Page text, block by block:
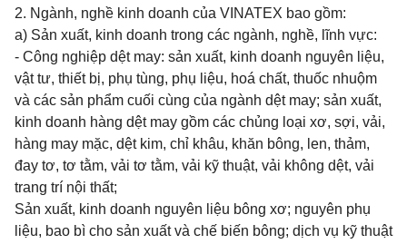
2. Ngành, nghề kinh doanh của VINATEX bao gồm:
a) Sản xuất, kinh doanh trong các ngành, nghề, lĩnh vực:
- Công nghiệp dệt may: sản xuất, kinh doanh nguyên liệu,
vật tư, thiết bị, phụ tùng, phụ liệu, hoá chất, thuốc nhuộm
và các sản phẩm cuối cùng của ngành dệt may; sản xuất,
kinh doanh hàng dệt may gồm các chủng loại xơ, sợi, vải,
hàng may mặc, dệt kim, chỉ khâu, khăn bông, len, thảm,
đay tơ, tơ tằm, vải tơ tằm, vải kỹ thuật, vải không dệt, vải
trang trí nội thất;
Sản xuất, kinh doanh nguyên liệu bông xơ; nguyên phụ
liệu, bao bì cho sản xuất và chế biến bông; dịch vụ kỹ thuật